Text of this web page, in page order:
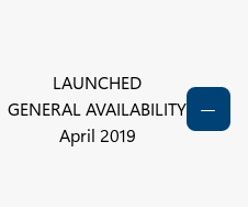
LAUNCHED
GENERAL AVAILABILITY
April 2019